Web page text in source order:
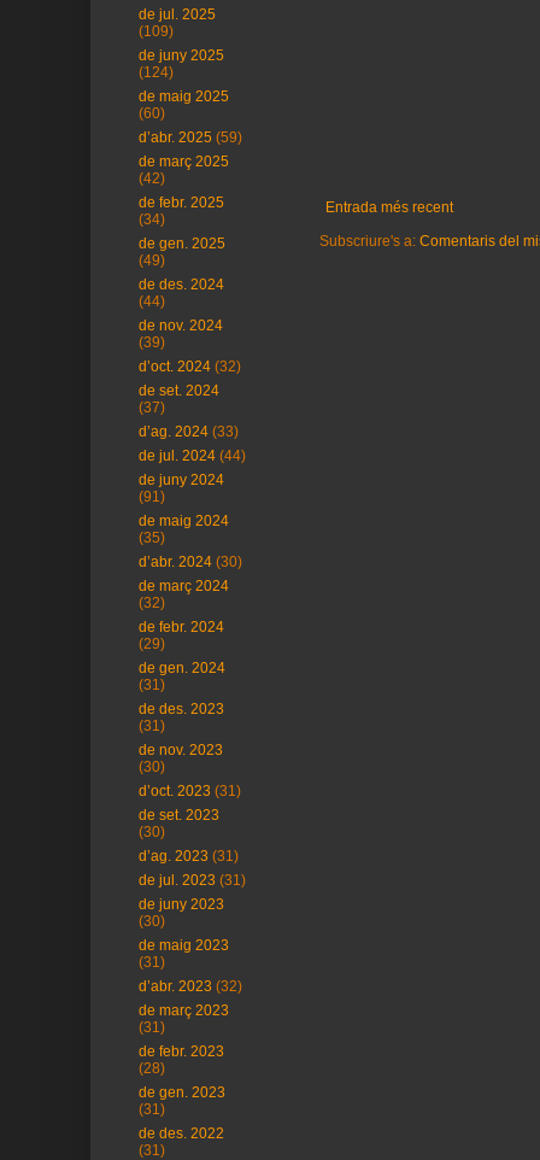
Entrada més recent
Subscriure's a: Comentaris del
de jul. 2025
(109)
de juny 2025
(124)
de maig 2025
(60)
d’abr. 2025 (59)
de març 2025
(42)
de febr. 2025
(34)
de gen. 2025
(49)
de des. 2024
(44)
de nov. 2024
(39)
d’oct. 2024 (32)
de set. 2024
(37)
d’ag. 2024 (33)
de jul. 2024 (44)
de juny 2024
(91)
de maig 2024
(35)
d’abr. 2024 (30)
de març 2024
(32)
de febr. 2024
(29)
de gen. 2024
(31)
de des. 2023
(31)
de nov. 2023
(30)
d’oct. 2023 (31)
de set. 2023
(30)
d’ag. 2023 (31)
de jul. 2023 (31)
de juny 2023
(30)
de maig 2023
(31)
d’abr. 2023 (32)
de març 2023
(31)
de febr. 2023
(28)
de gen. 2023
(31)
de des. 2022
(31)